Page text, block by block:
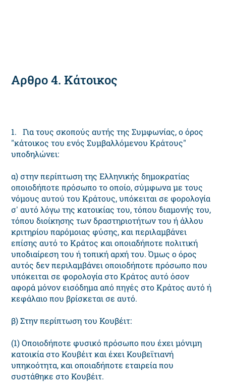
Αρθρο 4. Κάτοικος
1. Για τους σκοπούς αυτής της Συμφωνίας, ο όρος
"κάτοικος του ενός Συμβαλλόμενου Κράτους"
υποδηλώνει:
α) στην περίπτωση της Ελληνικής δημοκρατίας
οποιοδήποτε πρόσωπο το οποίο, σύμφωνα με τους
νόμους αυτού του Κράτους, υπόκειται σε φορολογία
σ' αυτό λόγω της κατοικίας του, τόπου διαμονής του,
τόπου διοίκησης των δραστηριοτήτων του ή άλλου
κριτηρίου παρόμοιας φύσης, και περιλαμβάνει
επίσης αυτό το Κράτος και οποιαδήποτε πολιτική
υποδιαίρεση του ή τοπική αρχή του. Όμως ο όρος
αυτός δεν περιλαμβάνει οποιοδήποτε πρόσωπο που
υπόκειται σε φορολογία στο Κράτος αυτό όσον
αφορά μόνον εισόδημα από πηγές στο Κράτος αυτό ή
κεφάλαιο που βρίσκεται σε αυτό.
β) Στην περίπτωση του Κουβέιτ:
(1) Οποιοδήποτε φυσικό πρόσωπο που έχει μόνιμη
κατοικία στο Κουβέιτ και έχει Κουβεϊτιανή
υπηκοότητα, και οποιαδήποτε εταιρεία που
συστάθηκε στο Κουβέιτ.